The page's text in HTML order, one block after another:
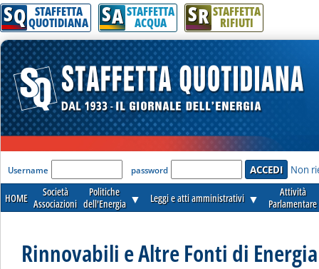
SQ STAFFETTA
QUOTIDIANA SA STAFFETTA
ACQUA SR STAFFETTA
RIFIUTI
'Modulo Login per accedere'
Username password Non
HOME
Società
Associazioni
Politiche
dell'Energia ▼ Leggi e atti amministrativi ▼
Attività
Parlamentare
Rinnovabili e Altre Fonti di